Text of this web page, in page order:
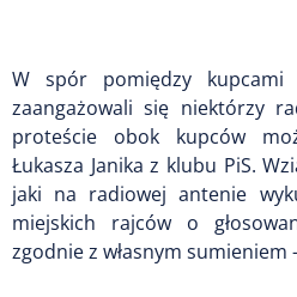
W spór pomiędzy kupcami
zaangażowali się niektórzy
proteście obok kupców
Łukasza Janika z klubu PiS.
jaki na radiowej antenie
miejskich rajców o
zgodnie z własnym sumieniem